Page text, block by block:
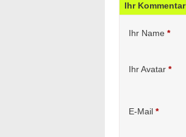
Ihr Kommentar
Ihr Name *
Ihr Avatar *
E-Mail *